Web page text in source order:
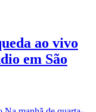
ao vivo
em São